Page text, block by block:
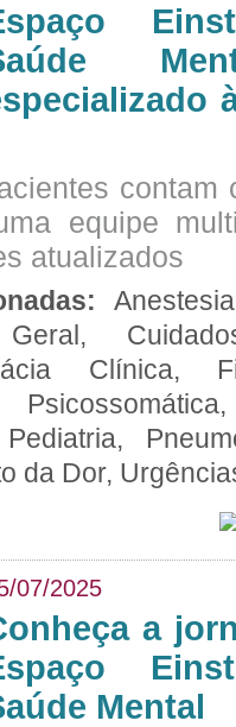
contam
equipe
atualizados
Clínica,
da Dor,
07/2025
a
Mental